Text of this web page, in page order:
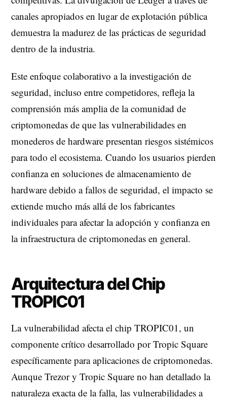
canales apropiados en lugar de explotación pública
demuestra la madurez de las prácticas de seguridad
dentro de la industria.
Este enfoque colaborativo a la investigación de
seguridad, incluso entre competidores, refleja la
comprensión más amplia de la comunidad de
criptomonedas de que las vulnerabilidades en
monederos de hardware presentan riesgos sistémicos
para todo el ecosistema. Cuando los usuarios pierden
confianza en soluciones de almacenamiento de
hardware debido a fallos de seguridad, el impacto se
extiende mucho más allá de los fabricantes
individuales para afectar la adopción y confianza en
la infraestructura de criptomonedas en general.
Arquitectura del Chip
TROPIC01
La vulnerabilidad afecta el chip TROPIC01, un
componente crítico desarrollado por Tropic Square
específicamente para aplicaciones de criptomonedas.
Aunque Trezor y Tropic Square no han detallado la
naturaleza exacta de la falla, las vulnerabilidades a